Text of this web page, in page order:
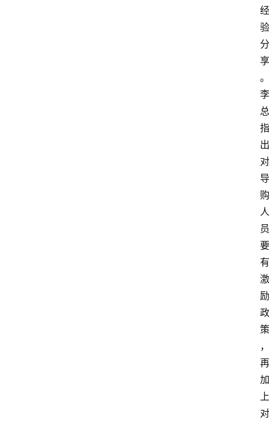
经
验
分
享
。
李
总
指
出
对
导
购
人
员
要
有
激
励
政
策
，
再
加
上
对